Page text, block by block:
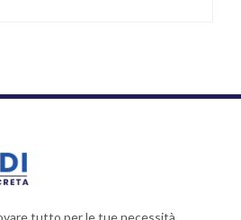
tutto per le tue necessità